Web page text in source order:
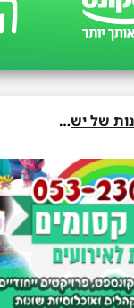
ארגון הקייטנות של ישראל